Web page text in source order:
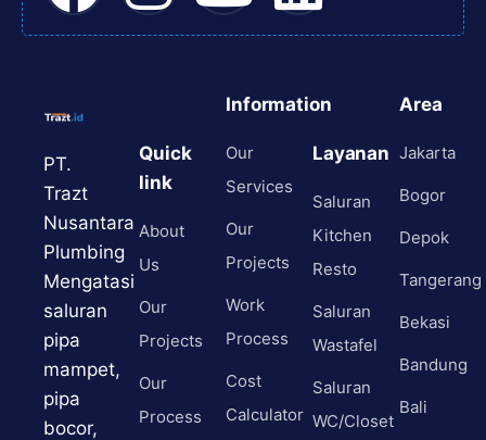
PT.
Trazt
Nusantara
Plumbing
Mengatasi
saluran
pipa
mampet,
pipa
bocor,
Quick
link
About
Us
Our
Projects
Our
Process
Information
Our
Services
Our
Projects
Work
Process
Cost
Calculator
Layanan
Saluran
Kitchen
Resto
Saluran
Wastafel
Saluran
WC/Closet
Area
Jakarta
Bogor
Depok
Tangerang
Bekasi
Bandung
Bali